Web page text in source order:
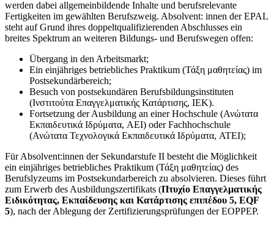
werden dabei allgemeinbildende Inhalte und berufsrelevante
Fertigkeiten im gewählten Berufszweig. Absolvent: innen der EPAL
steht auf Grund ihres doppeltqualifizierenden Abschlusses ein
breites Spektrum an weiteren Bildungs- und Berufswegen offen:
Übergang in den Arbeitsmarkt;
Ein einjähriges betriebliches Praktikum (Τάξη μαθητείας) im
Postsekundärbereich;
Besuch von postsekundären Berufsbildungsinstituten
(Ινστιτούτα Επαγγελματικής Κατάρτισης, IEK).
Fortsetzung der Ausbildung an einer Hochschule (Ανώτατα
Εκπαιδευτικά Ιδρύματα, AEI) oder Fachhochschule
(Ανώτατα Τεχνολογικά Εκπαιδευτικά Ιδρύματα, ATEI);
Für Absolvent:innen der Sekundarstufe II besteht die Möglichkeit
ein einjähriges betriebliches Praktikum (Τάξη μαθητείας) des
Berufslyzeums im Postsekundarbereich zu absolvieren. Dieses führt
zum Erwerb des Ausbildungszertifikats (Πτυχίο Επαγγελματικής
Ειδικότητας, Εκπαίδευσης και Κατάρτισης επιπέδου 5, EQF
5), nach der Ablegung der Zertifizierungsprüfungen der EOPPEP.